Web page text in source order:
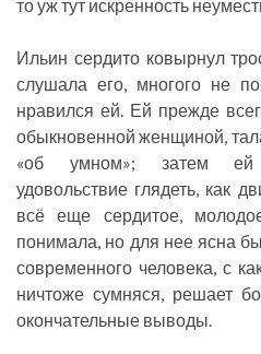
то уж тут искренность
Ильин сердито ковырнул
слушала его, многого не
нравился ей. Ей прежде
обыкновенной женщиной,
«об умном»; затем ей
удовольствие глядеть, как
всё еще сердитое,
понимала, но для нее ясна
современного человека, с
ничтоже сумняся, решает
окончательные выводы.